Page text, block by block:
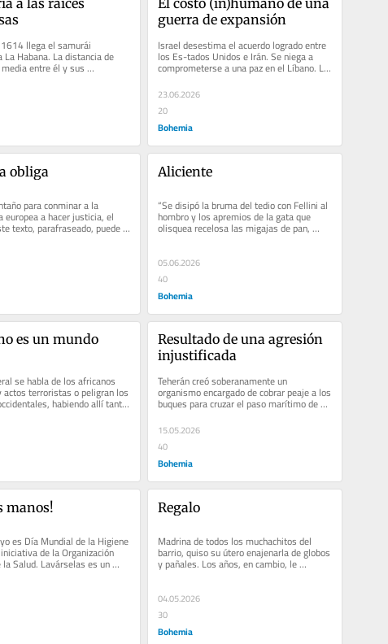
llega el samurái
La Habana. La distancia de
entre él y sus
de vuelta a esta nación del...
guerra de expansión
Israel desestima el acuerdo logrado entre
los Es-tados Unidos e Irán. Se niega a
comprometerse a una paz en el Líbano. La
gente sufre
23.06.2026
20
Bohemia
obliga
para conminar a la
europea a hacer justicia, el
texto, parafraseado, puede
a las...
Aliciente
“Se disipó la bruma del tedio con Fellini al
hombro y los apremios de la gata que
olisquea recelosa las migajas de pan,
sustitutas de una rolliza...
05.06.2026
40
Bohemia
es un mundo
se habla de los africanos
actos terroristas o peligran los
habiendo allí tanto
Resultado de una agresión
injustificada
Teherán creó soberanamente un
organismo encargado de cobrar peaje a los
buques para cruzar el paso marítimo de
Ormuz. EE. UU lo militariza
15.05.2026
40
Bohemia
manos!
es Día Mundial de la Higiene
de la Organización
Salud. Lavárselas es un
Regalo
Madrina de todos los muchachitos del
barrio, quiso su útero enajenarla de globos
y pañales. Los años, en cambio, le
prodigaron tareas de...
04.05.2026
30
Bohemia